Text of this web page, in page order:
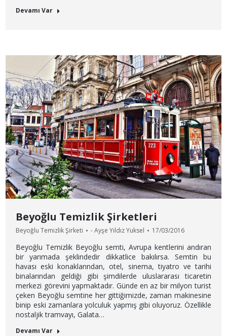
Devamı Var
Beyoğlu Temizlik Şirketleri
Beyoğlu Temizlik Şirketi -Ayşe Yıldız Yuksel 17/03/2016
Beyoğlu Temizlik Beyoğlu semti, Avrupa kentlerini andıran
bir yarımada şeklindedir dikkatlice bakılırsa. Semtin bu
havası eski konaklarından, otel, sinema, tiyatro ve tarihi
binalarından geldiği gibi şimdilerde uluslararası ticaretin
merkezi görevini yapmaktadır. Günde en az bir milyon turist
çeken Beyoğlu semtine her gittiğimizde, zaman makinesine
binip eski zamanlara yolculuk yapmış gibi oluyoruz. Özellikle
nostaljik tramvayı, Galata…
Devamı Var